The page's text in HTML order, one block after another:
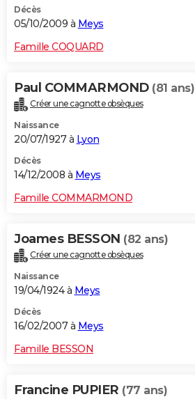
Décès
05/10/2009 à Meys
Famille COQUARD
Paul COMMARMOND (81 ans)
Créer une cagnotte obsèques
Naissance
20/07/1927 à Lyon
Décès
14/12/2008 à Meys
Famille COMMARMOND
Joames BESSON (82 ans)
Créer une cagnotte obsèques
Naissance
19/04/1924 à Meys
Décès
16/02/2007 à Meys
Famille BESSON
Francine PUPIER (77 ans)